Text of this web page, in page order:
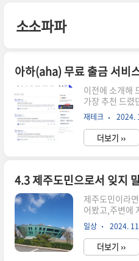
소소파파
이전에 소개해
가장 추천 드렸
였습니다. 처음
버쉽을 이용했
째 이용하고 있
하지만 생각보
본적으로 질문,
만큼 활동 했
데,당연히 활동
지게 되는 구조
이용하실 수 있
수 있어서 한달
벌 수 ..
재테크 2024.
더보기 ››
제주도민이라
어봤고,주변에
중에 한 분은
시도 얼굴도 모
가셨고,저와 아
있습니다. 기억
일상 2024.
더보기 ››